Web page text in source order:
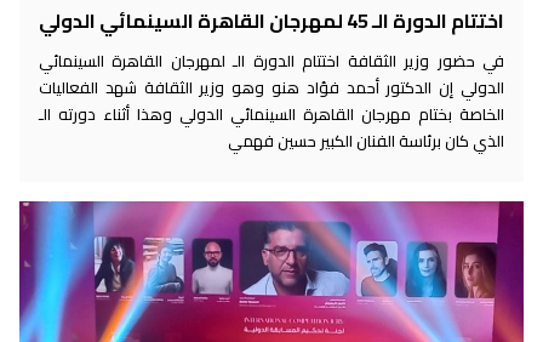
اختتام الدورة الـ 45 لمهرجان القاهرة السينمائي الدولي
في حضور وزير الثقافة اختتام الدورة الـ لمهرجان القاهرة السينمائي
الدولي إن الدكتور أحمد فؤاد هنو وهو وزير الثقافة شهد الفعاليات
الخاصة بختام مهرجان القاهرة السينمائي الدولي وهذا أثناء دورته الـ
الذي كان برئاسة الفنان الكبير حسين فهمي